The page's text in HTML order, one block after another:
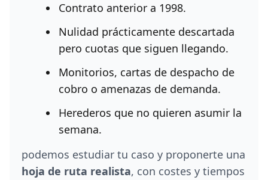
Contrato anterior a 1998.
Nulidad prácticamente descartada
pero cuotas que siguen llegando.
Monitorios, cartas de despacho de
cobro o amenazas de demanda.
Herederos que no quieren asumir la
semana.
podemos estudiar tu caso y proponerte una
hoja de ruta realista, con costes y tiempos